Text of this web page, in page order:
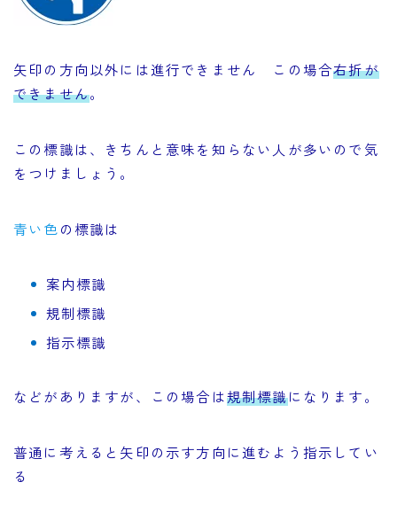
矢印の方向以外には進行できません この場合右折が
できません。
この標識は、きちんと意味を知らない人が多いので気
をつけましょう。
青い色の標識は
案内標識
規制標識
指示標識
などがありますが、この場合は規制標識になります。
普通に考えると矢印の示す方向に進むよう指示してい
る